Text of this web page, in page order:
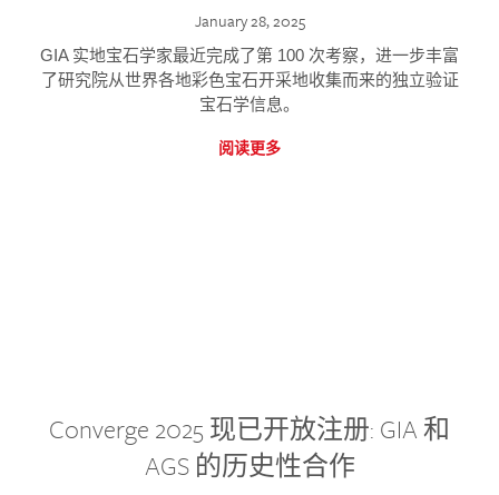
January 28, 2025
GIA 实地宝石学家最近完成了第 100 次考察，进一步丰富
了研究院从世界各地彩色宝石开采地收集而来的独立验证
宝石学信息。
阅读更多
Converge 2025 现已开放注册: GIA 和
AGS 的历史性合作